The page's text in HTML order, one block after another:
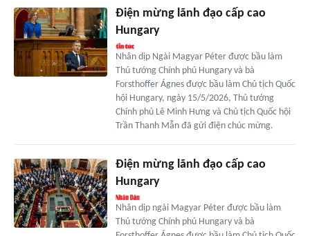
Điện mừng lãnh đạo cấp cao
Hungary
Nhân dịp Ngài Magyar Péter được bầu làm
Thủ tướng Chính phủ Hungary và bà
Forsthoffer Ágnes được bầu làm Chủ tịch Quốc
hội Hungary, ngày 15/5/2026, Thủ tướng
Chính phủ Lê Minh Hưng và Chủ tịch Quốc hội
Trần Thanh Mẫn đã gửi điện chúc mừng.
Điện mừng lãnh đạo cấp cao
Hungary
Nhân dịp ngài Magyar Péter được bầu làm
Thủ tướng Chính phủ Hungary và bà